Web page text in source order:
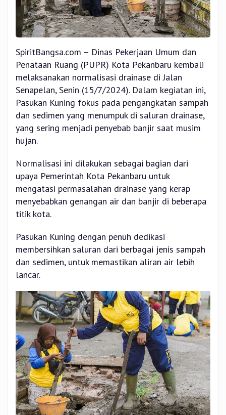
SpiritBangsa.com – Dinas Pekerjaan Umum dan
Penataan Ruang (PUPR) Kota Pekanbaru kembali
melaksanakan normalisasi drainase di Jalan
Senapelan, Senin (15/7/2024). Dalam kegiatan ini,
Pasukan Kuning fokus pada pengangkatan sampah
dan sedimen yang menumpuk di saluran drainase,
yang sering menjadi penyebab banjir saat musim
hujan.
Normalisasi ini dilakukan sebagai bagian dari
upaya Pemerintah Kota Pekanbaru untuk
mengatasi permasalahan drainase yang kerap
menyebabkan genangan air dan banjir di beberapa
titik kota.
Pasukan Kuning dengan penuh dedikasi
membersihkan saluran dari berbagai jenis sampah
dan sedimen, untuk memastikan aliran air lebih
lancar.